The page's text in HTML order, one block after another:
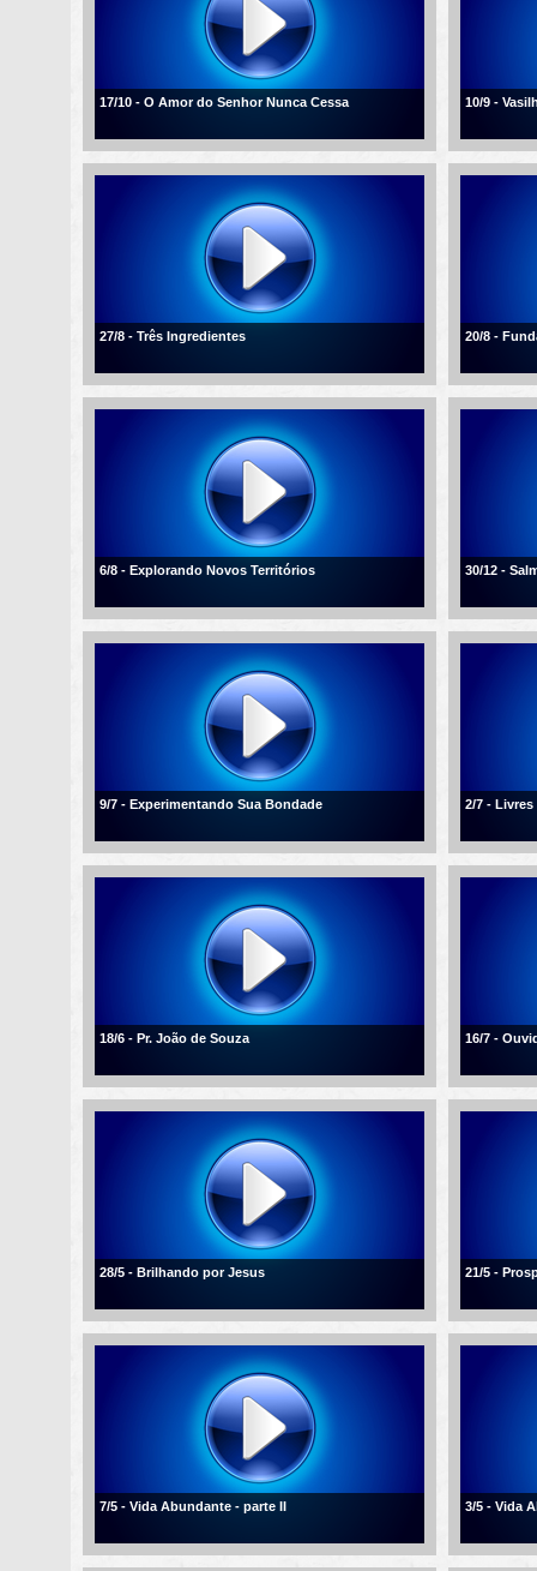
17/10 - O Amor do Senhor Nunca Cessa 10/9 -
27/8 - Três Ingredientes 20/8 -
6/8 - Explorando Novos Territórios 30/12 -
9/7 - Experimentando Sua Bondade 2/7 -
18/6 - Pr. João de Souza 16/7 -
28/5 - Brilhando por Jesus 21/5 -
7/5 - Vida Abundante - parte II 3/5 - Vida